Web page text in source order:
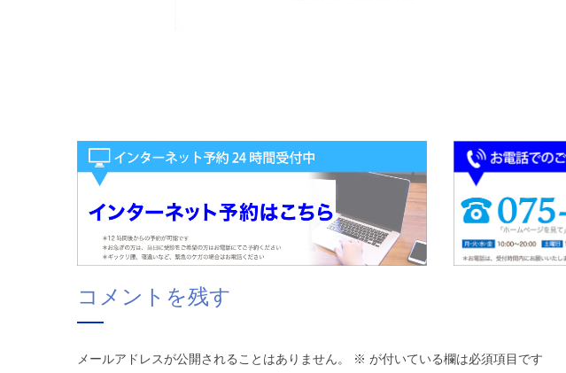
コメントを残す
メールアドレスが公開されることはありません。 ※ が付いている欄は必須項目です